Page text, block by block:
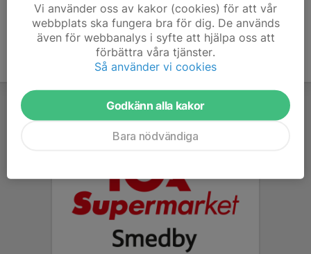
Vi använder oss av kakor (cookies) för att vår
webbplats ska fungera bra för dig. De används
även för webbanalys i syfte att hjälpa oss att
förbättra våra tjänster.
Så använder vi cookies
Godkänn alla kakor
Bara nödvändiga